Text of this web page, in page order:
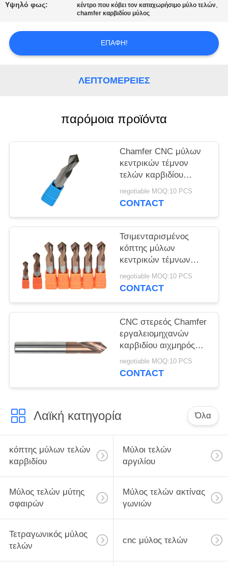
ΈΝΑ
ΑΠΌΣΠΑΣΜΑ
PRIVACY
Υψηλό φως: κέντρο που κόβει τον καταχωρήσιμο μύλο τελών,
chamfer καρβιδίου μύλος
ΕΠΑΦΉ!
ΛΕΠΤΟΜΈΡΕΙΕΣ
παρόμοια προϊόντα
Chamfer CNC μύλων
κεντρικών τέμνον
τελών καρβιδίου
κοπτών μύλων τελών
στερεό τέμνον
negotiable MOQ:10 PCS
CONTACT
Τσιμενταρισμένος
κόπτης μύλων
κεντρικών τέμνων
τελών μύλων τελών
καρβιδίου βολφραμίου
negotiable MOQ:10 PCS
CONTACT
CNC στερεός Chamfer
εργαλειομηχανών
καρβιδίου αιχμηρός
τέμνων κεντρικό μύλος
τελών
negotiable MOQ:10 PCS
CONTACT
Λαϊκή κατηγορία Όλα
κόπτης μύλων τελών
καρβιδίου
Μύλοι τελών
αργιλίου
Μύλος τελών μύτης
σφαιρών
Μύλος τελών ακτίνας
γωνιών
Τετραγωνικός μύλος
τελών
cnc μύλος τελών